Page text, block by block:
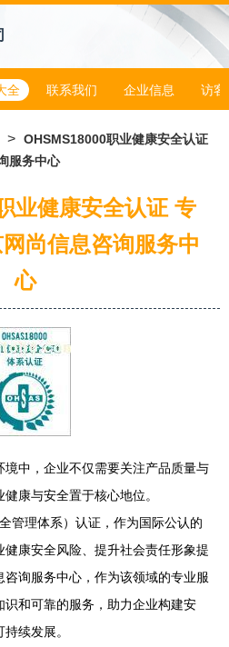
全 联系我们 企业信息 访客
> OHSMS18000职业健康安全认证
服务中心
业健康安全认证 专
尚信息咨询服务中
心
中，企业不仅需要关注产品质量与
康与安全置于核心地位。
管理体系）认证，作为国际公认的
康安全风险、提升社会责任形象提
询服务中心，作为该领域的专业服
和可靠的服务，助力企业构建安
续发展。